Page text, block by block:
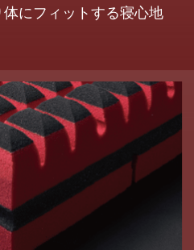
にフィットする寝心地